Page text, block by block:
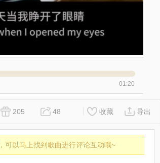
01:20
205 48 收藏 导出
，可以马上找到歌曲进行评论互动哦~